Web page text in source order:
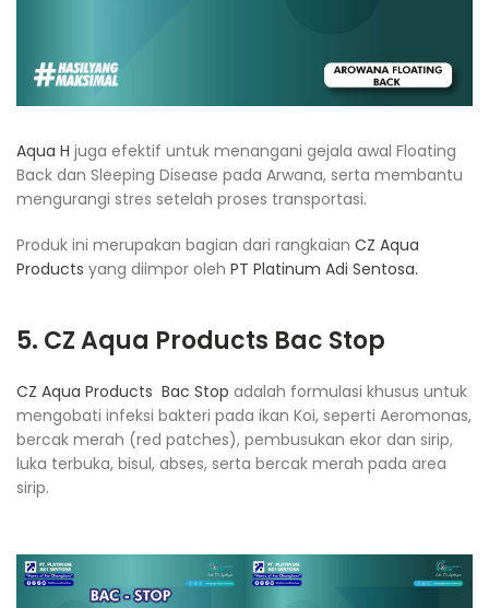
Aqua H juga efektif untuk menangani gejala awal Floating
Back dan Sleeping Disease pada Arwana, serta membantu
mengurangi stres setelah proses transportasi.
Produk ini merupakan bagian dari rangkaian CZ Aqua
Products yang diimpor oleh PT Platinum Adi Sentosa.
5. CZ Aqua Products Bac Stop
CZ Aqua Products Bac Stop adalah formulasi khusus untuk
mengobati infeksi bakteri pada ikan Koi, seperti Aeromonas,
bercak merah (red patches), pembusukan ekor dan sirip,
luka terbuka, bisul, abses, serta bercak merah pada area
sirip.